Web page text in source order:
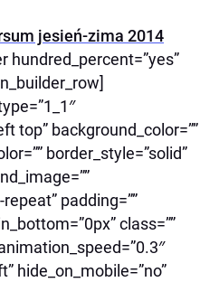
jesień-zima 2014
hundred_percent=”yes”
top” background_color=””
border_style=”solid”
padding=””
class=””
hide_on_mobile=”no”